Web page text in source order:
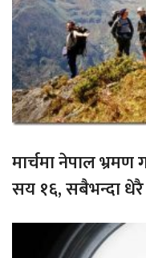
मार्चमा नेपाल
सय १६, सबैभन्दा धेरै